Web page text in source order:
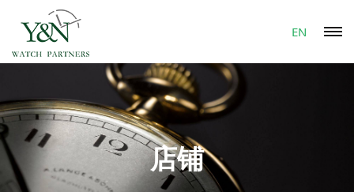
EN
店铺